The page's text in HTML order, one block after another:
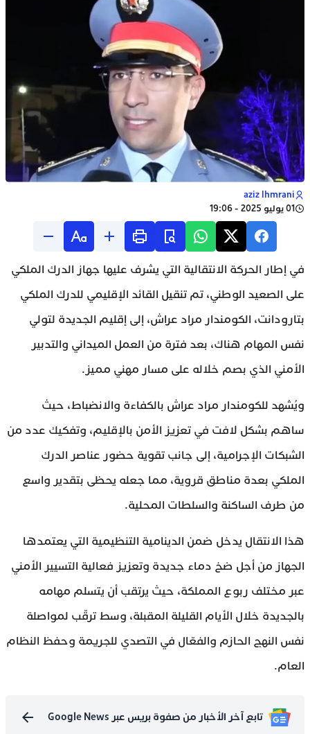
aziz lhmrani
01 يوليو 2025 - 19:06
في إطار الحركة الانتقالية التي يشرف عليها جهاز الدرك الملكي
على الصعيد الوطني، تم تنقيل القائد الإقليمي للدرك الملكي
بتارودانت، الكومندار مراد عراش، إلى إقليم الجديدة لتولي
نفس المهام هناك، بعد فترة من العمل الميداني والتدبير
الأمني الذي بصم خلاله على مسار مهني مميز.
ويُشهد للكومندار مراد عراش بالكفاءة والانضباط، حيث
ساهم بشكل لافت في تعزيز الأمن بالإقليم، وتفكيك عدد من
الشبكات الإجرامية، إلى جانب تقوية حضور عناصر الدرك
الملكي بعدة مناطق قروية، مما جعله يحظى بتقدير واسع
من طرف الساكنة والسلطات المحلية.
هذا الانتقال يدخل ضمن الدينامية التنظيمية التي يعتمدها
الجهاز من أجل ضخ دماء جديدة وتعزيز فعالية التسيير الأمني
عبر مختلف ربوع المملكة، حيث يرتقب أن يتسلم مهامه
بالجديدة خلال الأيام القليلة المقبلة، وسط ترقّب لمواصلة
نفس النهج الحازم والفعّال في التصدي للجريمة وحفظ النظام
العام.
تابع آخر الأخبار من صفوة بريس عبر Google News